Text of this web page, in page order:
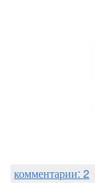
комментарии: 2